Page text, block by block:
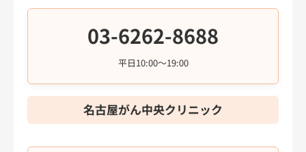
03-6262-8688
平日10:00～19:00
名古屋がん中央クリニック